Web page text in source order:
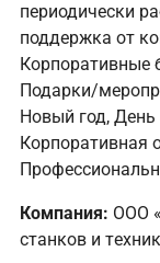
периодически
поддержка от
⁠Корпоративные
Подарки/
Новый год, День
Корпоративная
Компания: ООО
станкoв и